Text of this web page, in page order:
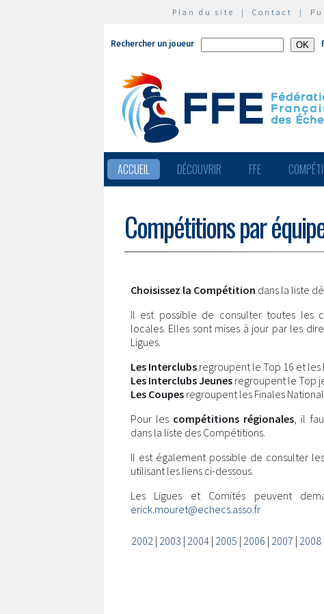
Plan du site | Contact |
Rechercher un joueur
ACCUEIL DÉCOUVRIR FFE
Compétitions par
Choisissez la Compétition dans la liste
Il est possible de consulter toutes les
locales. Elles sont mises à jour par les
Ligues.
Les Interclubs regroupent le Top 16 et les
Les Interclubs Jeunes regroupent le Top
Les Coupes regroupent les Finales
Pour les compétitions régionales, il
dans la liste des Compétitions.
Il est également possible de consulter les
utilisant les liens ci-dessous.
Les Ligues et Comités peuvent
erick.mouret@echecs.asso.fr
2002| 2003 | 2004| 2005 | 2006 | 2007 | 2008|